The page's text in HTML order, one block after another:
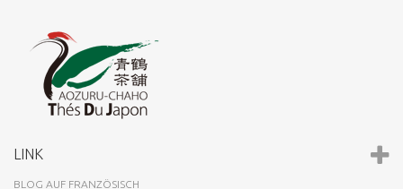
LINK
BLOG AUF FRANZÖSISCH